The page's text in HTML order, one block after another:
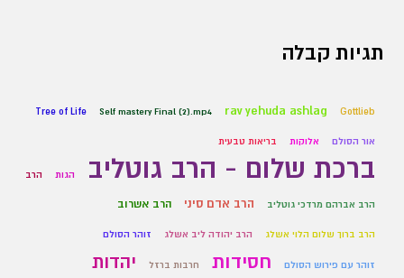
תגיות קבלה
Gottlieb
rav yehuda ashlag
Self mastery Final (2).mp4
Tree of Life
אור הסולם אלוקות בריאות טבעית
ברכת שלום - הרב גוטליב הגות הרב
הרב אברהם מרדכי גוטליב הרב אדם סיני הרב אשרוב
הרב ברוך שלום הלוי אשלג הרב יהודה ליב אשלג זוהר הסולם
זוהר עם פירוש הסולם חסידות חרבות ברזל יהדות